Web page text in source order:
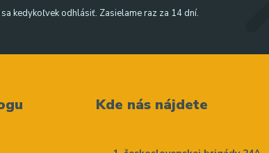
kedykoľvek odhlásiť. Zasielame raz za 14 dní.
Kde nás nájdete